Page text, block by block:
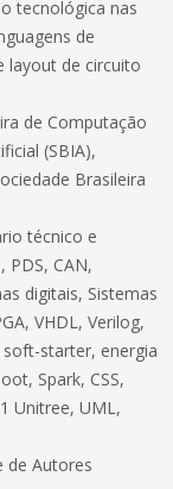
tecnológica nas
de
layout de circuito
de Computação
(SBIA),
Brasileira
técnico e
PDS, CAN,
digitais, Sistemas
VHDL, Verilog,
soft-starter, energia
Spark, CSS,
Unitree, UML,
de Autores